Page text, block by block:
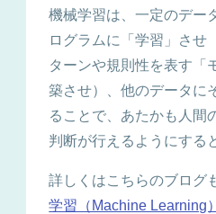
機械学習は、一定のデー
ログラムに「学習」させ
ターンや規則性を表す「
築させ）、他のデータに
ることで、あたかも人間
判断が行えるようにする
詳しくはこちらのブログ
学習（Machine Learning